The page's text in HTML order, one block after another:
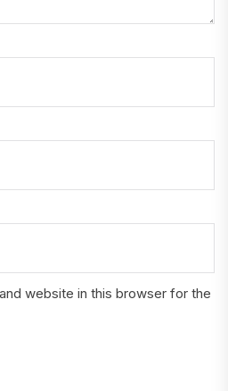
website in this browser for the